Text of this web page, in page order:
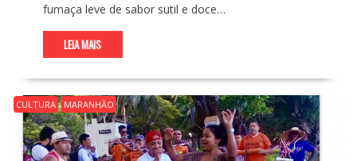
fumaça leve de sabor sutil e doce…
LEIA MAIS
CULTURA MARANHÃO